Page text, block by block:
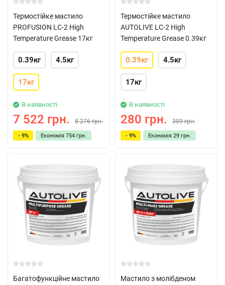
Термостійке мастило
PROFUSION LC-2 High
Temperature Grease 17кг
0.39кг 4.5кг
17кг
В наявності
7 522 грн. 8 276 грн.
- 9% Економія 754 грн.
Термостійке мастило
AUTOLIVE LC-2 High
Temperature Grease 0.39кг
0.39кг 4.5кг
17кг
В наявності
280 грн. 309 грн.
- 9% Економія 29 грн.
Багатофункційне мастило
Мастило з молібденом